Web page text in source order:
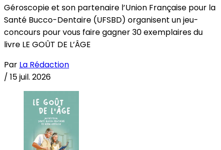
Géroscopie et son partenaire l’Union Française pour la
Santé Bucco-Dentaire (UFSBD) organisent un jeu-
concours pour vous faire gagner 30 exemplaires du
livre LE GOÛT DE L’ÂGE
Par La Rédaction
/ 15 juil. 2026